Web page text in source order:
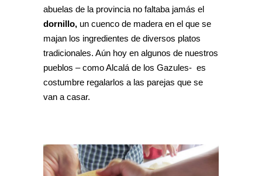
abuelas de la provincia no faltaba jamás el
dornillo, un cuenco de madera en el que se
majan los ingredientes de diversos platos
tradicionales. Aún hoy en algunos de nuestros
pueblos – como Alcalá de los Gazules- es
costumbre regalarlos a las parejas que se
van a casar.